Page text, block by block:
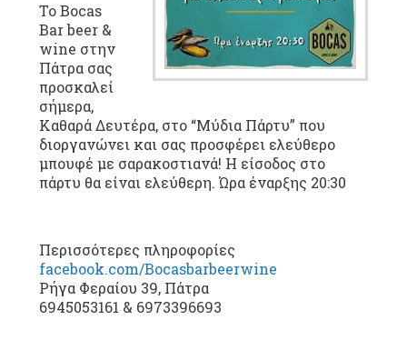
Το Bocas
Bar beer &
wine στην
Πάτρα σας
προσκαλεί
σήμερα,
Καθαρά Δευτέρα, στο “Μύδια Πάρτυ” που
διοργανώνει και σας προσφέρει ελεύθερο
μπουφέ με σαρακοστιανά! Η είσοδος στο
πάρτυ θα είναι ελεύθερη. Ώρα έναρξης 20:30
Περισσότερες πληροφορίες
facebook.com/Bocasbarbeerwine
Ρήγα Φεραίου 39, Πάτρα
6945053161 & 6973396693